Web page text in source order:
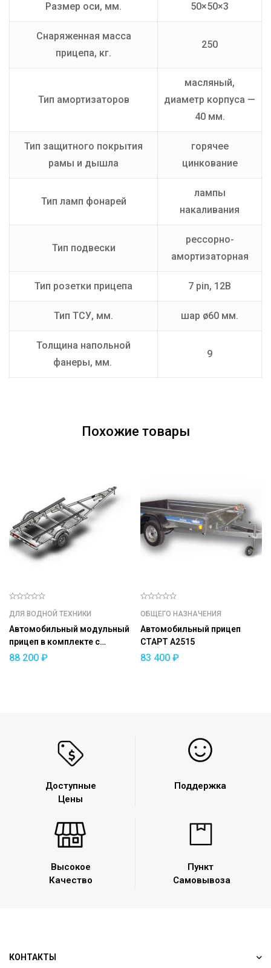
Размер оси, мм. 50×50×3
Снаряженная масса
прицепа, кг.
250
Тип амортизаторов
масляный,
диаметр корпуса —
40 мм.
Тип защитного покрытия
рамы и дышла
горячее
цинкование
Тип ламп фонарей
лампы
накаливания
Тип подвески
рессорно-
амортизаторная
Тип розетки прицепа 7 pin, 12В
Тип ТСУ, мм. шар ø60 мм.
Толщина напольной
фанеры, мм.
9
Похожие товары
ДЛЯ ВОДНОЙ ТЕХНИКИ
Автомобильный модульный
прицеп в комплекте с
ложементами ДОН Н5521
88 200 ₽
ОБЩЕГО НАЗНАЧЕНИЯ
Автомобильный прицеп
СТАРТ A2515
83 400 ₽
Высокое
Качество
Доступные
Цены
Пункт
Самовывоза
Поддержка
КОНТАКТЫ